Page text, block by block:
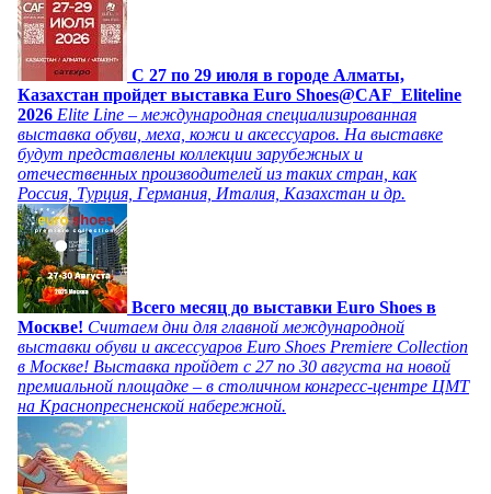
C 27 по 29 июля в городе Алматы,
Казахстан пройдет выставка Euro Shoes@CAF_Eliteline
2026 Elite Line – международная специализированная
выставка обуви, меха, кожи и аксессуаров. На выставке
будут представлены коллекции зарубежных и
отечественных производителей из таких стран, как
Россия, Турция, Германия, Италия, Казахстан и др.
Всего месяц до выставки Euro Shoes в
Москве! Считаем дни для главной международной
выставки обуви и аксессуаров Euro Shoes Premiere Collection
в Москве! Выставка пройдет с 27 по 30 августа на новой
премиальной площадке – в столичном конгресс-центре ЦМТ
на Краснопресненской набережной.